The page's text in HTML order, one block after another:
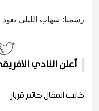
أعلن النادي
كاتب المقالحاتم قزبار